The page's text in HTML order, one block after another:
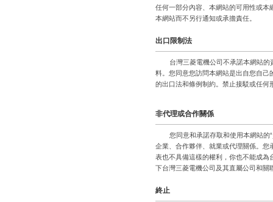
任何一部分內容、本網站的可用性或
本網站而不另行通知或承擔責任。
出口限制法
台灣三菱電機公司不承諾本網站
料。您同意您訪問本網站是出自您自己
的出口法和條例制約。禁止接駁或任
非代理或合作關係
您同意和承諾存取和使用本網站的
企業、合作夥伴、就業或代理關係。
表也不具備這樣的權利，你也不能成
下台灣三菱電機公司及其直屬公司和
終止